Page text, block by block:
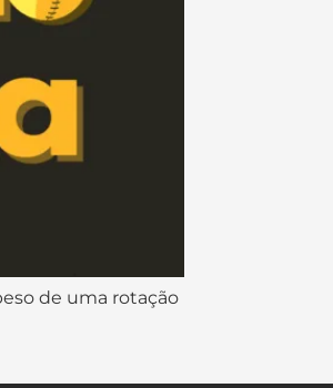
de uma rotação